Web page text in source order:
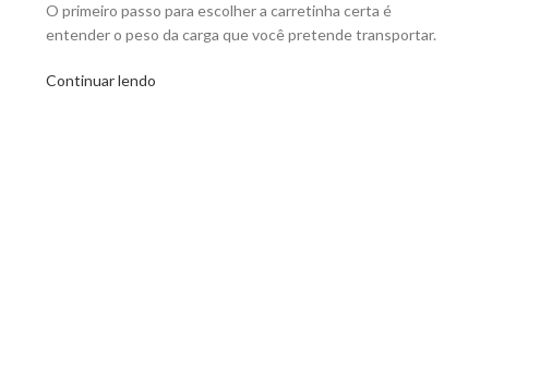
O primeiro passo para escolher a carretinha certa é
entender o peso da carga que você pretende transportar.
Continuar lendo